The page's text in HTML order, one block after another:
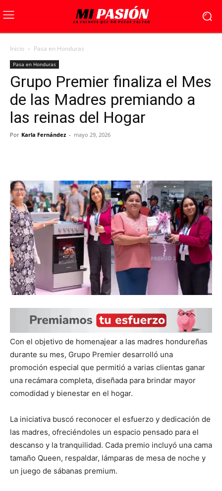
Inicio Pasa en Honduras
Pasa en Honduras
Grupo Premier finaliza el Mes
de las Madres premiando a
las reinas del Hogar
Por Karla Fernández - mayo 29, 2026
Con el objetivo de homenajear a las madres hondureñas
durante su mes, Grupo Premier desarrolló una
promoción especial que permitió a varias clientas ganar
una recámara completa, diseñada para brindar mayor
comodidad y bienestar en el hogar.
La iniciativa buscó reconocer el esfuerzo y dedicación de
las madres, ofreciéndoles un espacio pensado para el
descanso y la tranquilidad. Cada premio incluyó una cama
tamaño Queen, respaldar, lámparas de mesa de noche y
un juego de sábanas premium.